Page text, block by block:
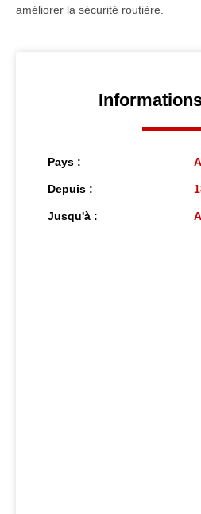
améliorer la sécurité routière.
Pays :
Depuis :
Jusqu'à :